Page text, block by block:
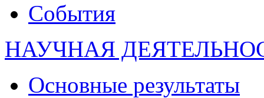
События
НАУЧНАЯ
Основные результаты